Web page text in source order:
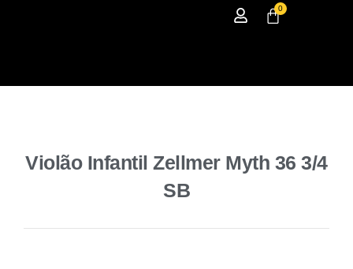
0
Violão Infantil Zellmer Myth 36 3/4
SB